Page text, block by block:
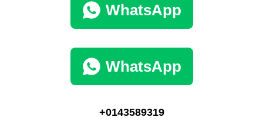
WhatsApp
WhatsApp
+0143589319